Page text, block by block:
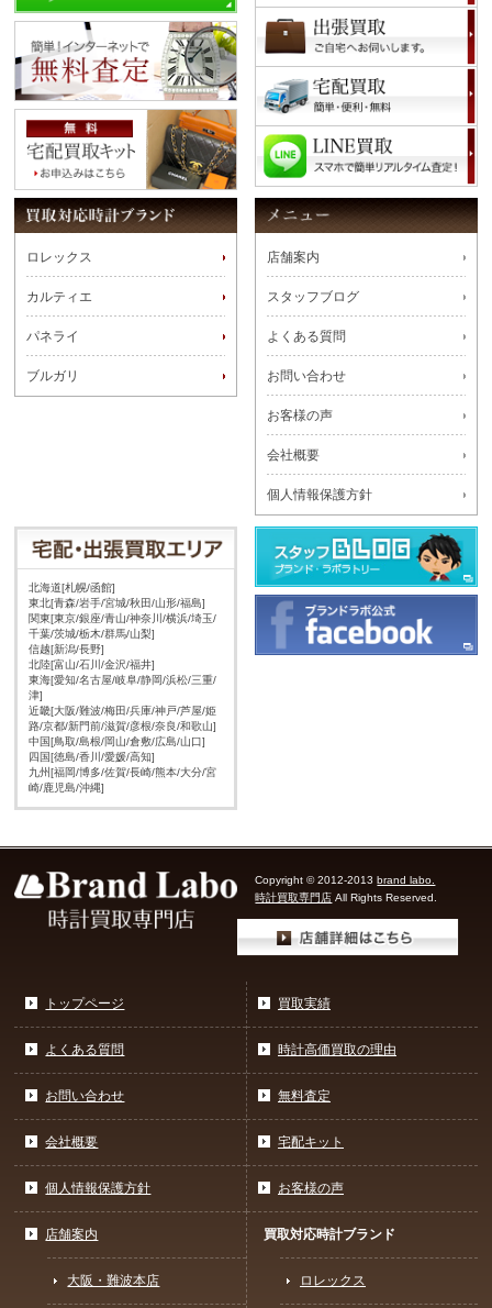
ロレックス
カルティエ
パネライ
ブルガリ
店舗案内
スタッフブログ
よくある質問
お問い合わせ
お客様の声
会社概要
個人情報保護方針
北海道[札幌/函館]
東北[青森/岩手/宮城/秋田/山形/福島]
関東[東京/銀座/青山/神奈川/横浜/埼玉/
千葉/茨城/栃木/群馬/山梨]
信越[新潟/長野]
北陸[富山/石川/金沢/福井]
東海[愛知/名古屋/岐阜/静岡/浜松/三重/
津]
近畿[大阪/難波/梅田/兵庫/神戸/芦屋/姫
路/京都/新門前/滋賀/彦根/奈良/和歌山]
中国[鳥取/島根/岡山/倉敷/広島/山口]
四国[徳島/香川/愛媛/高知]
九州[福岡/博多/佐賀/長崎/熊本/大分/宮
崎/鹿児島/沖縄]
Copyright © 2012-2013brand labo.
時計買取専門店 All Rights Reserved.
トップページ
よくある質問
お問い合わせ
会社概要
個人情報保護方針
買取実績
時計高価買取の理由
無料査定
宅配キット
お客様の声
店舗案内
大阪・難波本店
買取対応時計ブランド
ロレックス